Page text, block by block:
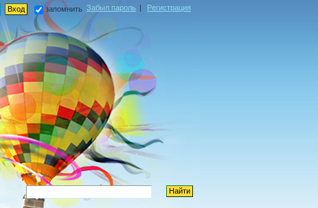
запомнить Забыл пароль | Регистрация